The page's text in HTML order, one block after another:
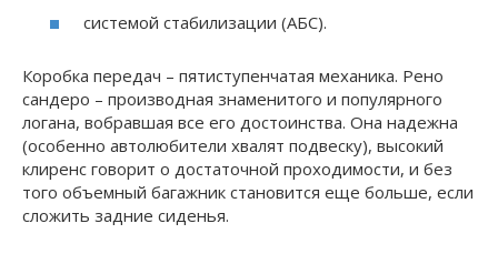
системой стабилизации (AБС).
Коробка передач – пятиступенчатая механика. Рено
сандеро – производная знаменитого и популярного
логана, вобравшая все его достоинства. Она надежна
(особенно автолюбители хвалят подвеску), высокий
клиренс говорит о достаточной проходимости, и без
того объемный багажник становится еще больше, если
сложить задние сиденья.